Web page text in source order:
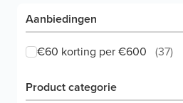
Aanbiedingen
€60 korting per €600 (37)
Product categorie